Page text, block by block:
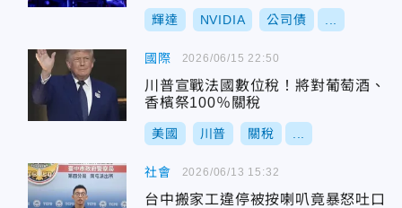
輝達 NVIDIA 公司債
國際
川普宣戰法國數位稅！將對葡萄酒、
香檳祭100％關稅
美國 川普 關稅
2026/06/15 22:50
社會
台中搬家工違停被按喇叭竟暴怒吐口
2026/06/13 15:32